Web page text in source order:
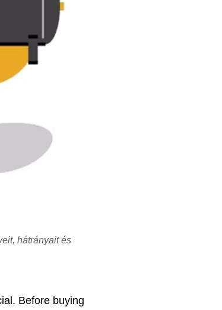
hátrányait és
Before buying